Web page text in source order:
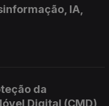
IA,
da
Digital (CMD)